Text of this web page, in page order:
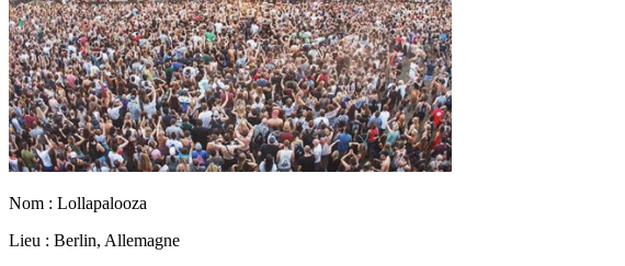
Nom : Lollapalooza
Lieu : Berlin, Allemagne